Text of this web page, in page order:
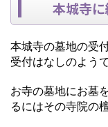
本城寺
本城寺の墓地の受
受付はなしのようで
お寺の墓地にお墓
るにはその寺院の